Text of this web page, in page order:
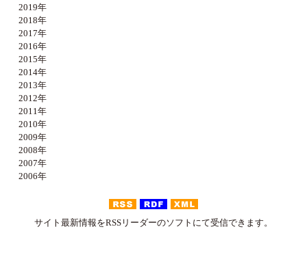
2019年
2018年
2017年
2016年
2015年
2014年
2013年
2012年
2011年
2010年
2009年
2008年
2007年
2006年
サイト最新情報をRSSリーダーのソフトにて受信できます。